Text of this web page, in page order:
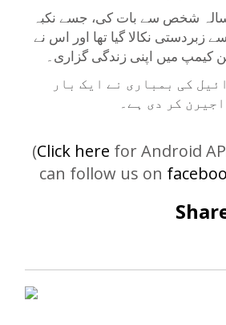
نے ایک 85 سالہ شخص سے بات کی، جسے نکبہ
زبردستی نکالا گیا تھا اور اس نے
کیمپ میں اپنی زندگی گزاری۔
کی بمباری نے ایک بار
کر دی ہے۔
(Click here for Android
can follow us on